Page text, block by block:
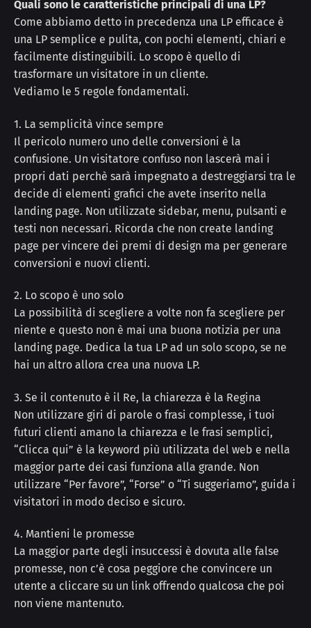
Quali sono le caratteristiche principali di una LP?
Come abbiamo detto in precedenza una LP efficace è
una LP semplice e pulita, con pochi elementi, chiari e
facilmente distinguibili. Lo scopo è quello di
trasformare un visitatore in un cliente.
Vediamo le 5 regole fondamentali.
1. La semplicità vince sempre
Il pericolo numero uno delle conversioni è la
confusione. Un visitatore confuso non lascerà mai i
propri dati perchè sarà impegnato a destreggiarsi tra le
decide di elementi grafici che avete inserito nella
landing page. Non utilizzate sidebar, menu, pulsanti e
testi non necessari. Ricorda che non create landing
page per vincere dei premi di design ma per generare
conversioni e nuovi clienti.
2. Lo scopo è uno solo
La possibilità di scegliere a volte non fa scegliere per
niente e questo non è mai una buona notizia per una
landing page. Dedica la tua LP ad un solo scopo, se ne
hai un altro allora crea una nuova LP.
3. Se il contenuto è il Re, la chiarezza è la Regina
Non utilizzare giri di parole o frasi complesse, i tuoi
futuri clienti amano la chiarezza e le frasi semplici,
“Clicca qui” è la keyword più utilizzata del web e nella
maggior parte dei casi funziona alla grande. Non
utilizzare “Per favore”, “Forse” o “Ti suggeriamo”, guida i
visitatori in modo deciso e sicuro.
4. Mantieni le promesse
La maggior parte degli insuccessi è dovuta alle false
promesse, non c’è cosa peggiore che convincere un
utente a cliccare su un link offrendo qualcosa che poi
non viene mantenuto.